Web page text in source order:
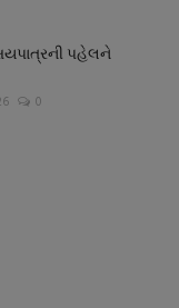
પહેલને
0